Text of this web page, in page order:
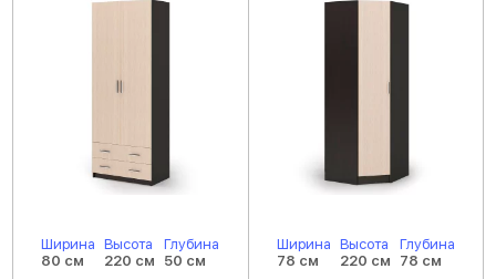
Ширина
80 см
Высота
220 см
Глубина
50 см
Ширина
78 см
Высота
220 см
Глубина
78 см